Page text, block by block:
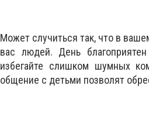
Может случиться так, что в
вас людей. День
избегайте слишком шумных
общение с детьми позволят